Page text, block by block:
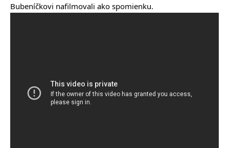
Bubeníčkovi nafilmovali ako spomienku.